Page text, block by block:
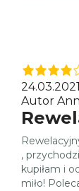
Autor
,
kupiłam i
miło!